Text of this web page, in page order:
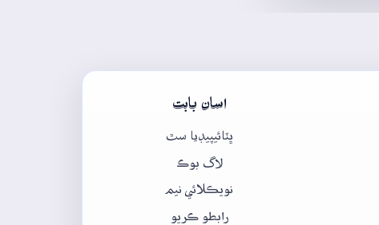
اسان بابت
ڀٽائيپيڊيا سٿ
لاگ بوڪ
نويڪلائي نيم
رابطو ڪريو